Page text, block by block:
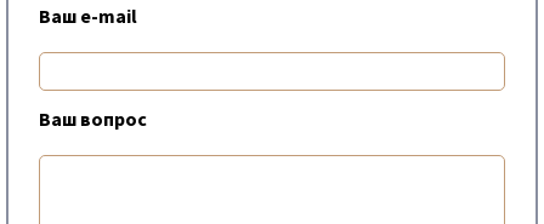
Ваш e-mail
Ваш вопрос